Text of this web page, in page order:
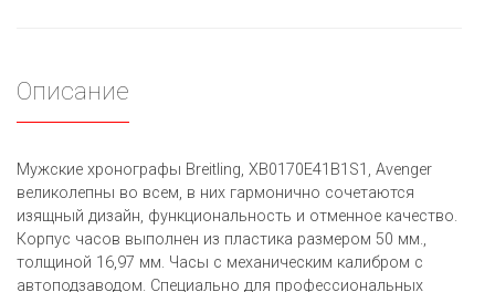
Описание
Мужские хронографы Breitling, XB0170E41B1S1, Avenger
великолепны во всем, в них гармонично сочетаются
изящный дизайн, функциональность и отменное качество.
Корпус часов выполнен из пластика размером 50 мм.,
толщиной 16,97 мм. Часы с механическим калибром с
автоподзаводом. Специально для профессиональных